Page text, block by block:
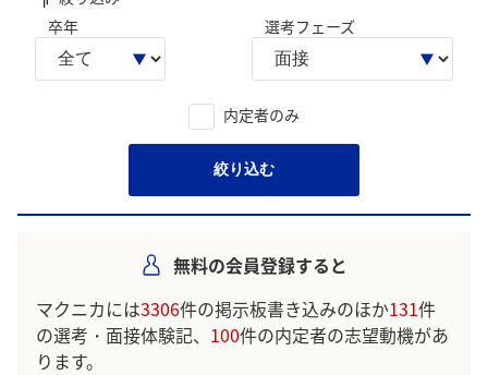
学生の声を就職活動の参考にしましょう。
※AIを使用し、過去3年間のユーザー投稿を要約しています。実際
のユーザの投稿は下記の一覧からご確認ください。
卒年
選考フェーズ
内定者のみ
絞り込む
無料の会員登録すると
マクニカには3306件の掲示板書き込みのほか131件
の選考・面接体験記、 100件の内定者の志望動機があ
ります。